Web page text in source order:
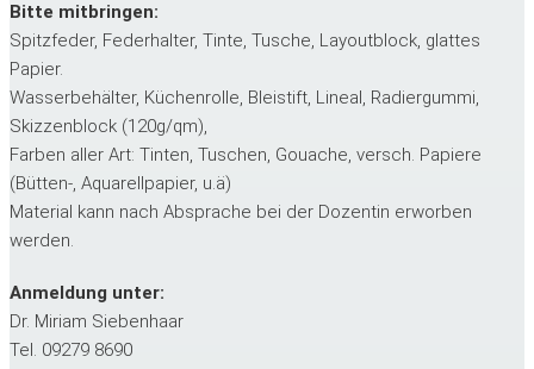
Bitte mitbringen:
Spitzfeder, Federhalter, Tinte, Tusche, Layoutblock, glattes
Papier.
Wasserbehälter, Küchenrolle, Bleistift, Lineal, Radiergummi,
Skizzenblock (120g/qm),
Farben aller Art: Tinten, Tuschen, Gouache, versch. Papiere
(Bütten-, Aquarellpapier, u.ä)
Material kann nach Absprache bei der Dozentin erworben
werden.
Anmeldung unter:
Dr. Miriam Siebenhaar
Tel. 09279 8690